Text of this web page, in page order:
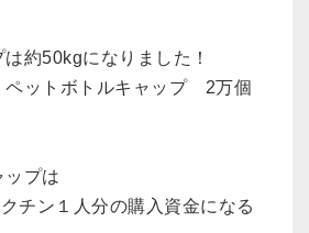
約50kgになりました！
ペットボトルキャップ 2万個
ップは
チン１人分の購入資金になる